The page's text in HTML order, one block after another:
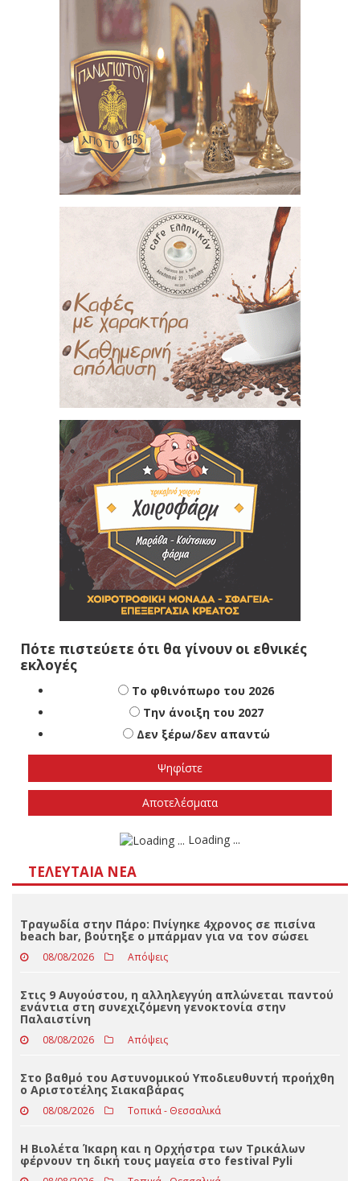
Πότε πιστεύετε ότι θα γίνουν οι εθνικές
εκλογές
Το φθινόπωρο του 2026
Την άνοιξη του 2027
Δεν ξέρω/δεν απαντώ
ΤΕΛΕΥΤΑΊΑ ΝΈΑ
Τραγωδία στην Πάρο: Πνίγηκε 4χρονος σε πισίνα
beach bar, βούτηξε ο μπάρμαν για να τον σώσει
08/08/2026
ενάντια στη συνεχιζόμενη γενοκτονία στην
Παλαιστίνη
08/08/2026 Απόψεις
Στο βαθμό του Αστυνομικού Υποδιευθυντή προήχθη
ο Αριστοτέλης Σιακαβάρας